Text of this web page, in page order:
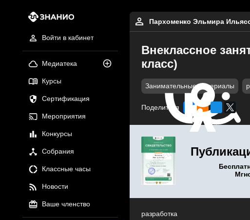
Войти в кабинет
Медиатека
Курсы
Сертификация
Мероприятия
Конкурсы
Собрания
Классные часы
Новости
Ваше членство
Пархоменко Эльмира
Внеклассное
класс)
Занимательные материалы
Поделиться
разработка